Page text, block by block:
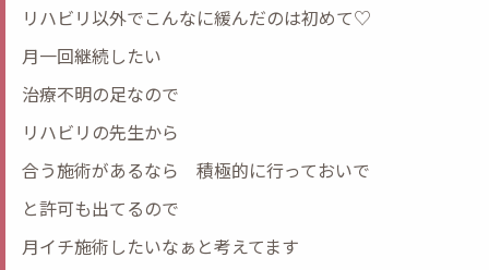
リハビリ以外でこんなに緩んだのは初めて♡
月一回継続したい
治療不明の足なので
リハビリの先生から
合う施術があるなら 積極的に行っておいで
と許可も出てるので
月イチ施術したいなぁと考えてます